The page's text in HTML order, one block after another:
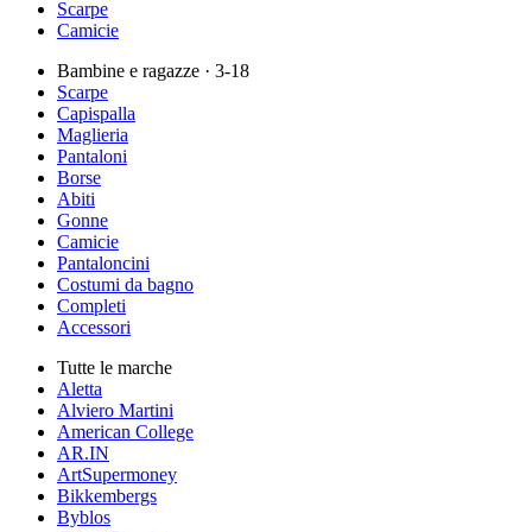
Scarpe
Camicie
Bambine e ragazze · 3-18
Scarpe
Capispalla
Maglieria
Pantaloni
Borse
Abiti
Gonne
Camicie
Pantaloncini
Costumi da bagno
Completi
Accessori
Tutte le marche
Aletta
Alviero Martini
American College
AR.IN
ArtSupermoney
Bikkembergs
Byblos